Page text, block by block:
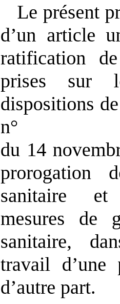
Le présent
d’un article
ratification
prises sur
dispositions
n°
du 14
prorogation
sanitaire et
mesures de
sanitaire,
travail d’une
d’autre part.